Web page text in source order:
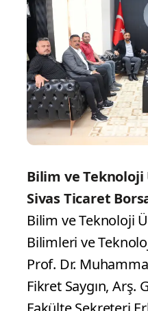
Bilim ve Teknoloji
Sivas Ticaret
Bilim ve Teknoloji
Bilimleri ve
Prof. Dr.
Fikret Saygın, Arş.